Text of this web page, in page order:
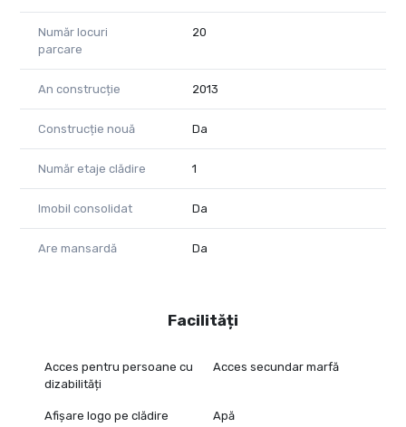
Număr locuri
parcare
20
An construcție 2013
Construcție nouă Da
Număr etaje clădire 1
Imobil consolidat Da
Are mansardă Da
Facilități
Acces pentru persoane cu
dizabilități
Acces secundar marfă
Afișare logo pe clădire Apă